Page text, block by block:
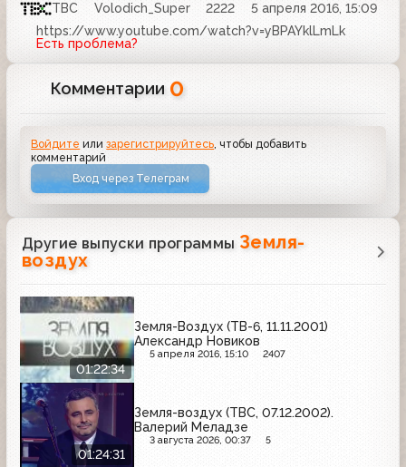
ТВС Volodich_Super 2222
5 апреля 2016, 15:09
https://www.youtube.com/watch?v=yBPAYklLmLk
Есть проблема?
Комментарии 0
Войдите илизарегистрируйтесь , чтобы добавить
комментарий
Вход через Телеграм
Другие выпуски программы Земля-
воздух
01:22:34
Земля-Воздух (ТВ-6, 11.11.2001)
Александр Новиков
5 апреля 2016, 15:10 2407
01:24:31
Земля-воздух (ТВС, 07.12.2002).
Валерий Меладзе
3 августа 2026, 00:37 5